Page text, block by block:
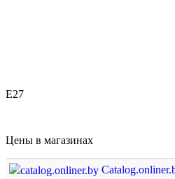
E27
Цены в магазинах